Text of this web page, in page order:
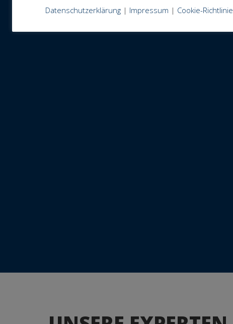
Datenschutzerklärung| Impressum | Cookie-Richtlinie